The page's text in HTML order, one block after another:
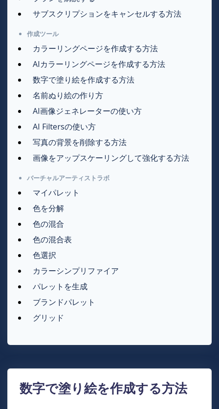
サブスクリプションをキャンセルする方法
作成ツール
カラーリングページを作成する方法
AIカラーリングページを作成する方法
数字で塗り絵を作成する方法
名前ぬり絵の作り方
AI画像ジェネレーターの使い方
AI Filtersの使い方
写真の背景を削除する方法
画像をアップスケーリングして強化する方法
バーチャルアーティストラボ
マイパレット
色を分解
色の混合
色の混合表
色選択
カラーシンプリファイア
パレットを生成
ブランドパレット
グリッド
数字で塗り絵を作成する方法